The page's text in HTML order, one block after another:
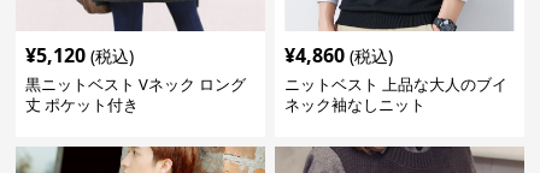
¥5,120 (税込)
黒ニットベスト Vネック ロング
丈 ポケット付き
¥4,860 (税込)
ニットベスト 上品な大人のブイ
ネック袖なしニット